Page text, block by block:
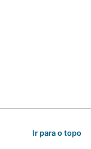
Ir para o topo